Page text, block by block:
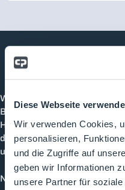
Diese Webseite
Wir verwenden Cookies,
personalisieren,
und die Zugriffe auf
geben wir Informationen
unsere Partner für
Cleanroom
Willkommen bei
Branchenplattform für
Hier bleibst du immer auf
dich mit anderen verknüpfen
und Events der Branche
News